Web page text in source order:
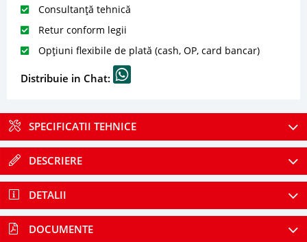
Consultanță tehnică
Retur conform legii
Opțiuni flexibile de plată (cash, OP, card bancar)
Distribuie in Chat:
SPECIFICATII TEHNICE
DESCRIERE
DETALII
DOCUMENTE